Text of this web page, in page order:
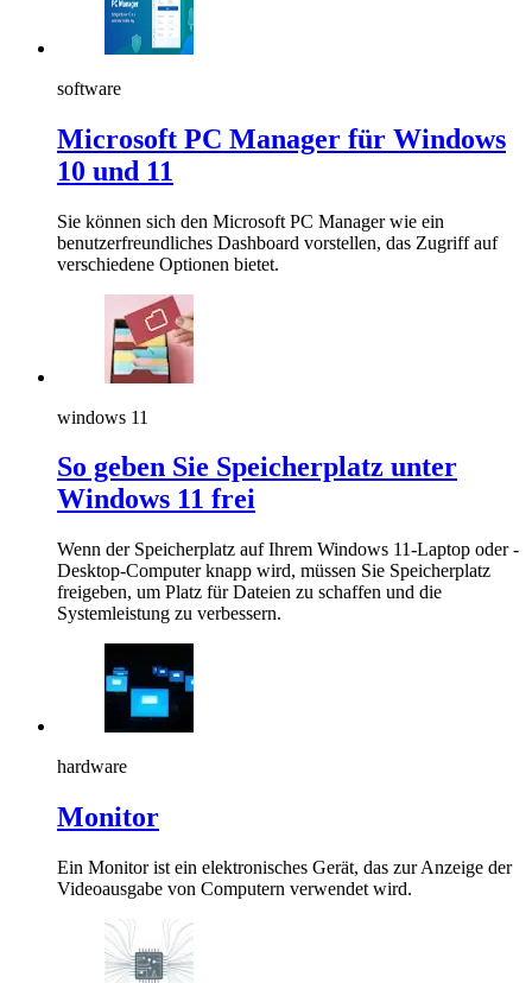
software
Microsoft PC Manager für Windows
10 und 11
Sie können sich den Microsoft PC Manager wie ein
benutzerfreundliches Dashboard vorstellen, das Zugriff auf
verschiedene Optionen bietet.
windows 11
So geben Sie Speicherplatz unter
Windows 11 frei
Wenn der Speicherplatz auf Ihrem Windows 11-Laptop oder -
Desktop-Computer knapp wird, müssen Sie Speicherplatz
freigeben, um Platz für Dateien zu schaffen und die
Systemleistung zu verbessern.
hardware
Monitor
Ein Monitor ist ein elektronisches Gerät, das zur Anzeige der
Videoausgabe von Computern verwendet wird.